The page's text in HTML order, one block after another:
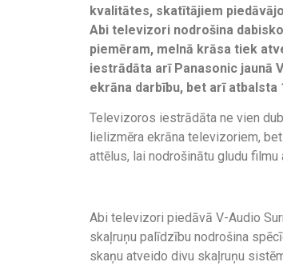
kvalitātes, skatītājiem
Abi televizori nodrošina
piemēram, melnā krāsa tiek
iestrādāta arī Panasonic jaunā
ekrāna darbību, bet arī atbalsta
Televizoros iestrādāta ne vien
lielizmēra ekrāna televizoriem,
attēlus, lai nodrošinātu gludu filmu
Abi televizori piedāvā V-Audio
skaļruņu palīdzību nodrošina
skaņu atveido divu skaļruņu